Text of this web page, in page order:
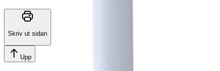
Skriv ut sidan
Upp